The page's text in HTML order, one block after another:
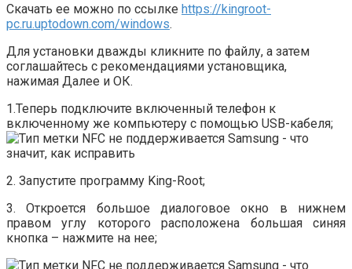
Скачать ее можно по ссылке https://kingroot-
pc.ru.uptodown.com/windows.
Для установки дважды кликните по файлу, а затем
соглашайтесь с рекомендациями установщика,
нажимая Далее и ОК.
1.Теперь подключите включенный телефон к
включенному же компьютеру с помощью USB-кабеля;
2. Запустите программу King-Root;
3. Откроется большое диалоговое окно в нижнем
правом углу которого расположена большая синяя
кнопка – нажмите на нее;